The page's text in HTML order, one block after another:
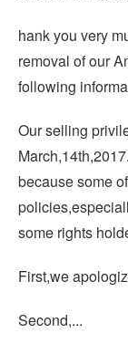
hank you very
removal of our
following
Our selling
because some
some rights
First,we
Second,...